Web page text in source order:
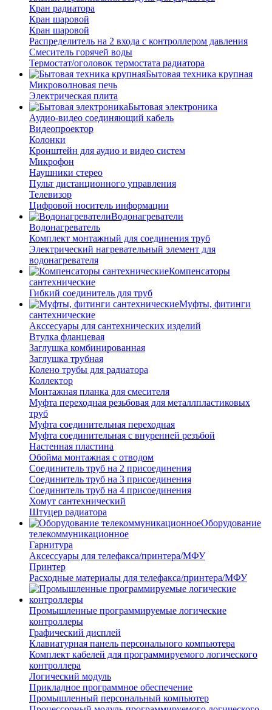
Кран радиатора
Кран шаровой
Кран шаровой
Распределитель на 2 входа с контроллером давления
Смеситель горячей воды
Термостат/оголовок термостата радиатора
Бытовая техника крупная
Микроволновая печь
Электрическая плита
Бытовая электроника
Аудио-видео соединяющий кабель
Видеопроектор
Колонки
Кронштейн для аудио и видео систем
Микрофон
Наушники стерео
Пульт дистанционного управления
Телевизор
Цифровой носитель информации
Водонагреватели
Водонагреватель
Комплект монтажный для соединения труб
Электрический нагревательный элемент для
водонагревателя
Компенсаторы
сантехнические
Гибкий соединитель для труб
Муфты, фитинги
сантехнические
Акссесуары для сантехнических изделий
Втулка фланцевая
Заглушка комбинированная
Заглушка трубная
Колено трубы для радиатора
Коллектор
Монтажная планка для смесителя
Муфта переходная резьбовая для металлпластиковых
труб
Муфта соединительная переходная
Муфта соединительная с внуренней резъбой
Настенная пластина
Обойма монтажная с отводом
Соединитель труб на 2 присоединения
Соединитель труб на 3 присоединения
Соединитель труб на 4 присоединения
Хомут сантехнический
Штуцер радиатора
Оборудование
телекоммуникационное
Гарнитура
Аксессуары для телефакса/принтера/МФУ
Принтер
Расходные материалы для телефакса/принтера/МФУ
Промышленные программируемые логические
контроллеры
Графический дисплей
Клавиатурная панель персонального компьютера
Комплект кабелей для программируемого логического
контроллера
Логический модуль
Прикладное программное обеспечение
Промышленный персональный компьютер